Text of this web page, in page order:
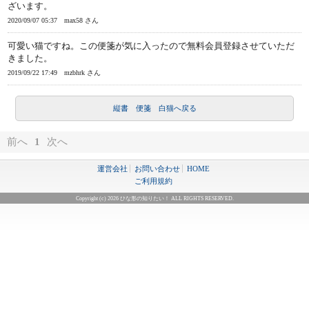
ざいます。
2020/09/07 05:37 max58 さん
可愛い猫ですね。この便箋が気に入ったので無料会員登録させていただ
きました。
2019/09/22 17:49 mzbhrk さん
縦書 便箋 白猫へ戻る
前へ 1 次へ
運営会社 お問い合わせ
HOME
ご利用規約
Copyright (c) 2026 ひな形の知りたい！ ALL RIGHTS RESERVED.